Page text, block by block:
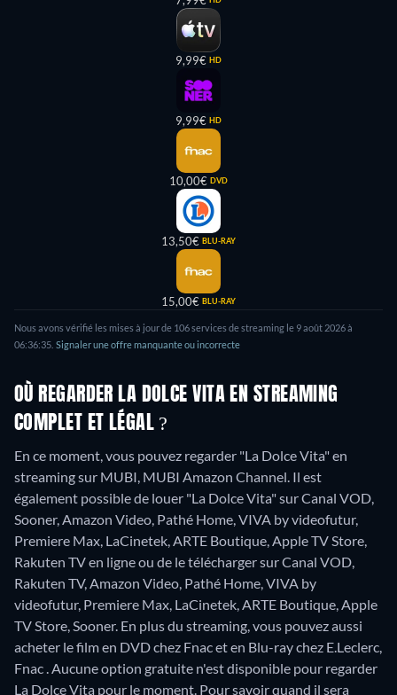
9,99€ HD
9,99€ HD
10,00€ DVD
13,50€ BLU-RAY
15,00€ BLU-RAY
Nous avons vérifié les mises à jour de 106 services de streaming le 9 août 2026 à
06:36:35. Signaler une offre manquante ou incorrecte
OÙ REGARDER LA DOLCE VITA EN STREAMING
COMPLET ET LÉGAL ?
En ce moment, vous pouvez regarder "La Dolce Vita" en
streaming sur MUBI, MUBI Amazon Channel. Il est
également possible de louer "La Dolce Vita" sur Canal VOD,
Sooner, Amazon Video, Pathé Home, VIVA by videofutur,
Premiere Max, LaCinetek, ARTE Boutique, Apple TV Store,
Rakuten TV en ligne ou de le télécharger sur Canal VOD,
Rakuten TV, Amazon Video, Pathé Home, VIVA by
videofutur, Premiere Max, LaCinetek, ARTE Boutique, Apple
TV Store, Sooner. En plus du streaming, vous pouvez aussi
acheter le film en DVD chez Fnac et en Blu-ray chez E.Leclerc,
Fnac .Aucune option gratuite n'est disponible pour regarder
La Dolce Vita pour le moment. Pour savoir quand il sera